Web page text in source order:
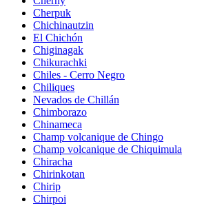
Cherpuk
Chichinautzin
El Chichón
Chiginagak
Chikurachki
Chiles - Cerro Negro
Chiliques
Nevados de Chillán
Chimborazo
Chinameca
Champ volcanique de Chingo
Champ volcanique de Chiquimula
Chiracha
Chirinkotan
Chirip
Chirpoi